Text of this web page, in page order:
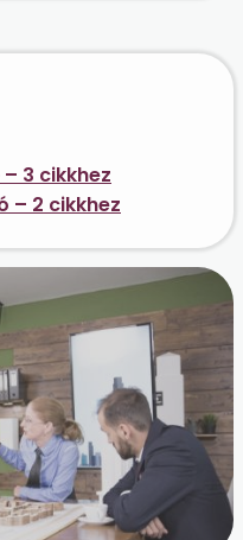
3 cikkhez
– 2 cikkhez